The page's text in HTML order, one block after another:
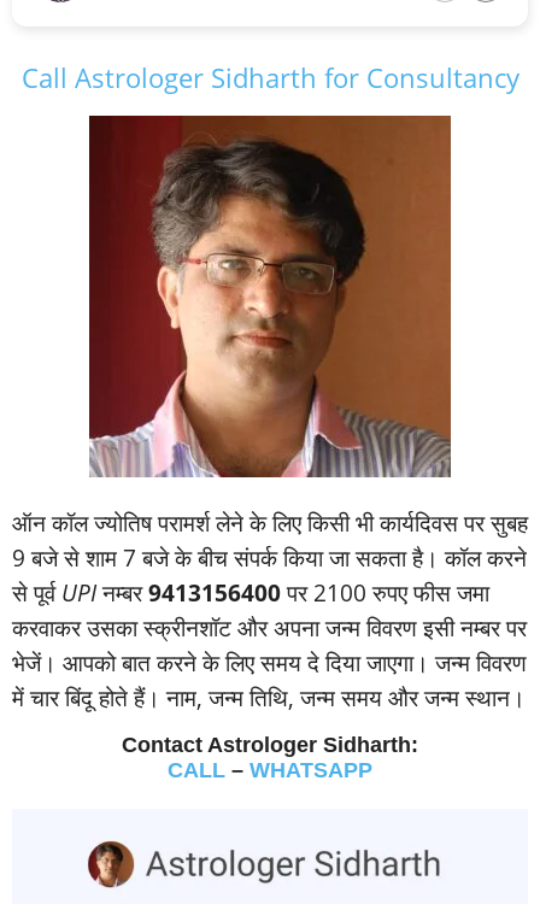
Call Astrologer Sidharth for Consultancy
ऑन कॉल ज्‍योतिष परामर्श लेने के लिए किसी भी कार्यदिवस पर सुबह
9 बजे से शाम 7 बजे के बीच संपर्क किया जा सकता है। कॉल करने
से पूर्वUPIनम्‍बर9413156400पर 2100 रुपए फीस जमा
करवाकर उसका स्‍क्रीनशॉट और अपना जन्‍म विवरण इसी नम्‍बर पर
भेजें। आपको बात करने के लिए समय दे दिया जाएगा। जन्‍म विवरण
में चार बिंदू होते हैं। नाम, जन्‍म तिथि, जन्‍म समय और जन्‍म स्‍थान।
Contact Astrologer Sidharth:
CALL – WHATSAPP